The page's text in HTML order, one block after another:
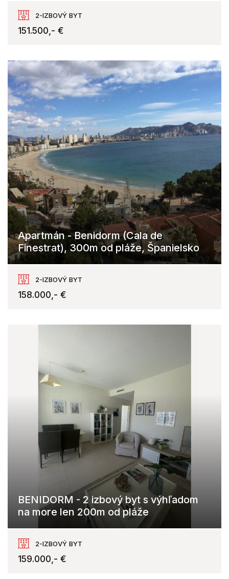
Calpe
2-IZBOVÝ BYT
151.500,- €
Apartmán - Benidorm (Cala de
Finestrat), 300m od pláže, Španielsko
Finestrat
2-IZBOVÝ BYT
158.000,- €
BENIDORM - 2 izbový byt s výhľadom
na more len 200m od pláže
Cala de Villajoyosa, Benidorm
2-IZBOVÝ BYT
159.000,- €